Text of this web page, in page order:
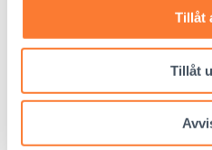
Tillåt
Tillåt